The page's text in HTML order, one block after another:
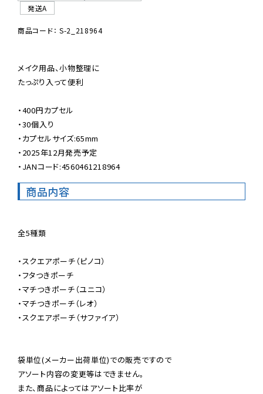
発送A
商品コード： S-2_218964
メイク用品、小物整理に
たっぷり入って便利
・400円カプセル
・30個入り
・カプセルサイズ:65mm
・2025年12月発売予定
・JANコード:4560461218964
商品内容
全5種類
・スクエアポーチ（ピノコ）
・フタつきポーチ
・マチつきポーチ（ユニコ）
・マチつきポーチ（レオ）
・スクエアポーチ（サファイア）
袋単位(メーカー出荷単位)での販売ですので
アソート内容の変更等はできません。
また、商品によってはアソート比率が